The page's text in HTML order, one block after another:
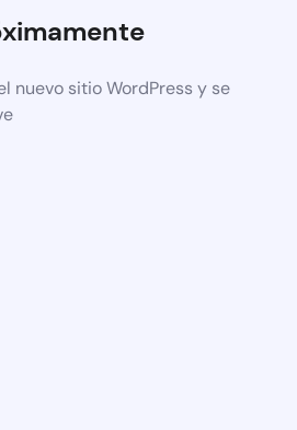
nuevo sitio WordPress y se